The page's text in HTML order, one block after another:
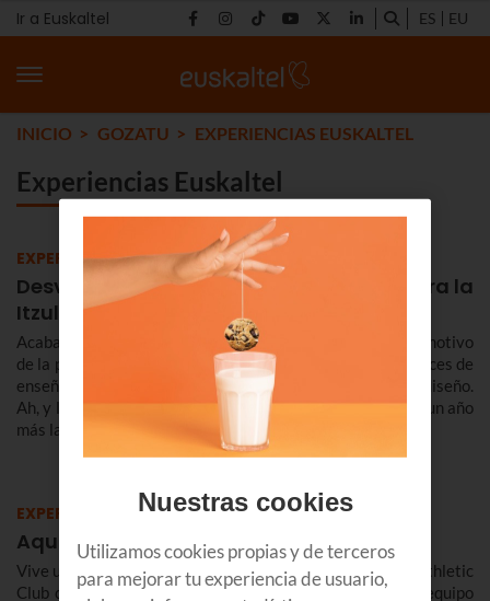
Ir a Euskaltel ES EU
INICIO GOZATU EXPERIENCIAS EUSKALTEL
Experiencias Euskaltel
EXPERIENCIAS EUSKALTEL
Desvelamos la camiseta de Euskaltel para la
Itzulia 2026
Acabamos de presentar la nueva camiseta naranja con motivo
de la próxima edición de la Itzulia 2026. Estamos muy felices de
enseñártela y contarte algunas cosillas sobre el nuevo diseño.
Ah, y lo que es más importante, nos haría muy felices ver un año
más las carreteras de Euskal Herria llenas de naranja.
EXPERIENCIAS EUSKALTEL
Aquí, la grada también juega
Vive un día inolvidable en San Mamés con el partido del Athletic
Club contra el Sevilla y contra el Celta, apoyando a tu equipo
Nuestras cookies
Utilizamos cookies propias y de terceros
para mejorar tu experiencia de usuario,